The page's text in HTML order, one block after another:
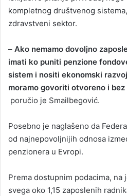
kompletnog društvenog
zdravstveni sektor.
– Ako nemamo dovoljno
imati ko puniti penzione
sistem i nositi ekonomski
moramo govoriti otvoreno i
poručio je Smailbegović.
Posebno je naglašeno da
od najnepovoljnijih odnosa
penzionera u Evropi.
Prema dostupnim podacima,
svega oko 1,15 zaposlenih